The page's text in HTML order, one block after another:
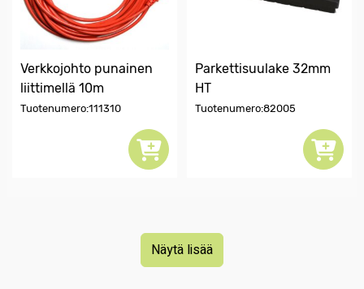
Verkkojohto punainen
liittimellä 10m
Tuotenumero:111310
Parkettisuulake 32mm
HT
Tuotenumero:82005
Näytä lisää